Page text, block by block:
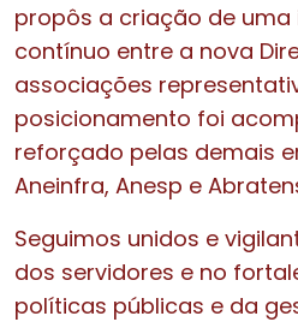
propôs a criação de
contínuo entre a nova
associações
posicionamento foi
reforçado pelas demais
Aneinfra, Anesp e
Seguimos unidos e
dos servidores e no
políticas públicas e da